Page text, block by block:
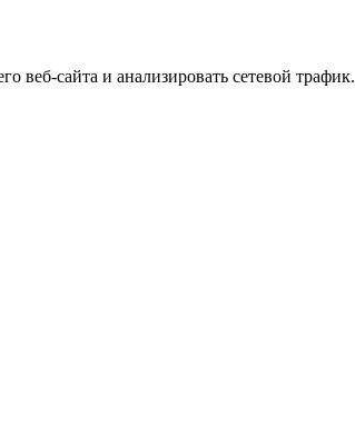
веб-сайта и анализировать сетевой трафик.